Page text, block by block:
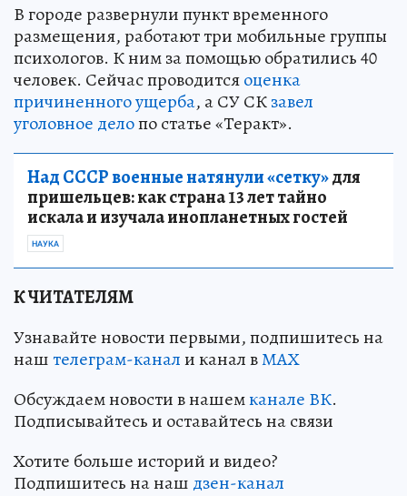
В городе развернули пункт временного
размещения, работают три мобильные группы
психологов. К ним за помощью обратились 40
человек. Сейчас проводитсяоценка
причиненного ущерба, а СУ СКзавел
уголовное делопо статье «Теракт».
Над СССР военные натянули «сетку»для
пришельцев: как страна 13 лет тайно
искала и изучала инопланетных гостей
НАУКА
К ЧИТАТЕЛЯМ
Узнавайте новости первыми, подпишитесь на
наштелеграм-канали канал вМАХ
Обсуждаем новости в нашемканале ВК.
Подписывайтесь и оставайтесь на связи
Хотите больше историй и видео?
Подпишитесь на наш дзен-канал